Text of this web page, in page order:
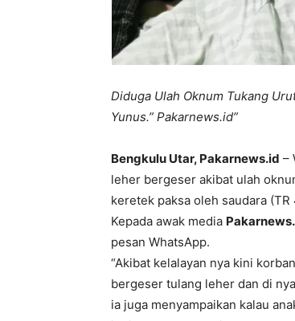
Diduga Ulah Oknum Tukang
Yunus.” Pakarnews.id”
Bengkulu Utar, Pakarnews.id –
leher bergeser akibat ulah
keretek paksa oleh saudara
Kepada awak media
pesan WhatsApp.
“Akibat kelalayan nya kini
bergeser tulang leher dan di
ia juga menyampaikan kalau